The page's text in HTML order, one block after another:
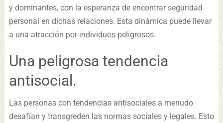
y dominantes, con la esperanza de encontrar seguridad
personal en dichas relaciones. Esta dinámica puede llevar
a una atracción por individuos peligrosos.
Una peligrosa tendencia
antisocial.
Las personas con tendencias antisociales a menudo
desafían y transgreden las normas sociales y legales. Esto